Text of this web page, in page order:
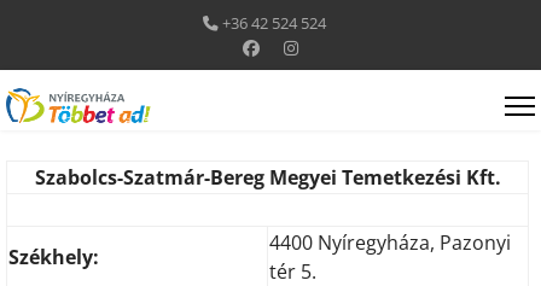
+36 42 524 524
Szabolcs-Szatmár-Bereg Megyei Temetkezési Kft.
Székhely:
4400 Nyíregyháza, Pazonyi
tér 5.